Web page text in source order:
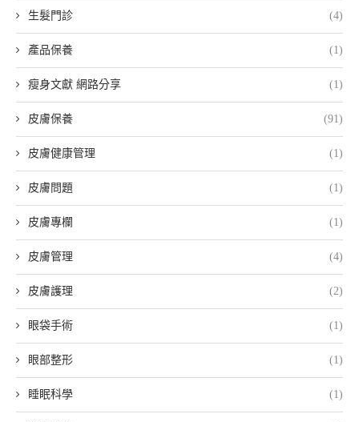
生髮門診 (4)
產品保養 (1)
瘦身文獻 網路分享 (1)
皮膚保養 (91)
皮膚健康管理 (1)
皮膚問題 (1)
皮膚專欄 (1)
皮膚管理 (4)
皮膚護理 (2)
眼袋手術 (1)
眼部整形 (1)
睡眠科學 (1)